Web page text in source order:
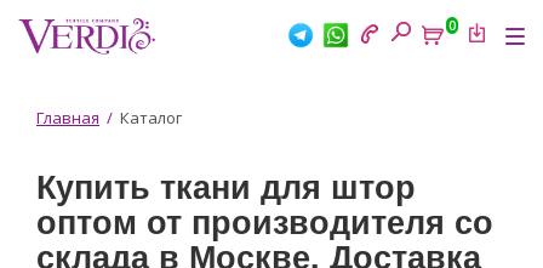
основному
0
Вы
Главная / Каталог
Купить ткани для штор
оптом от производителя со
склада в Москве. Доставка